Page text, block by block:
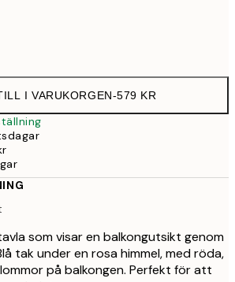
I VARUKORGEN-579 KR
som visar en balkongutsikt genom
tak under en rosa himmel, med röda,
på balkongen. Perfekt för att